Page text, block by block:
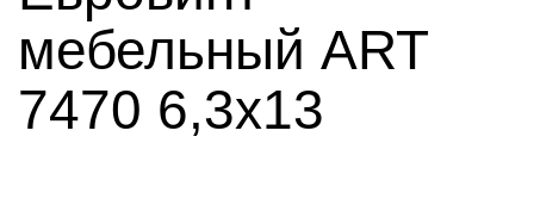
мебельный ART
7470 6,3x13